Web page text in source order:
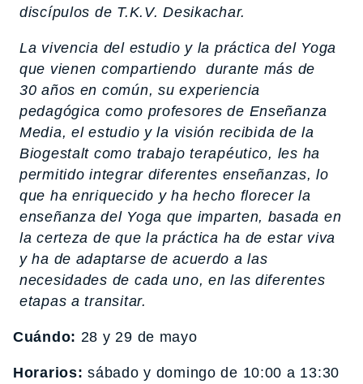
discípulos de T.K.V. Desikachar.
La vivencia del estudio y la práctica del Yoga
que vienen compartiendo durante más de
30 años en común, su experiencia
pedagógica como profesores de Enseñanza
Media, el estudio y la visión recibida de la
Biogestalt como trabajo terapéutico, les ha
permitido integrar diferentes enseñanzas, lo
que ha enriquecido y ha hecho florecer la
enseñanza del Yoga que imparten, basada en
la certeza de que la práctica ha de estar viva
y ha de adaptarse de acuerdo a las
necesidades de cada uno, en las diferentes
etapas a transitar.
Cuándo: 28 y 29 de mayo
Horarios:sábado y domingo de 10:00 a 13:30